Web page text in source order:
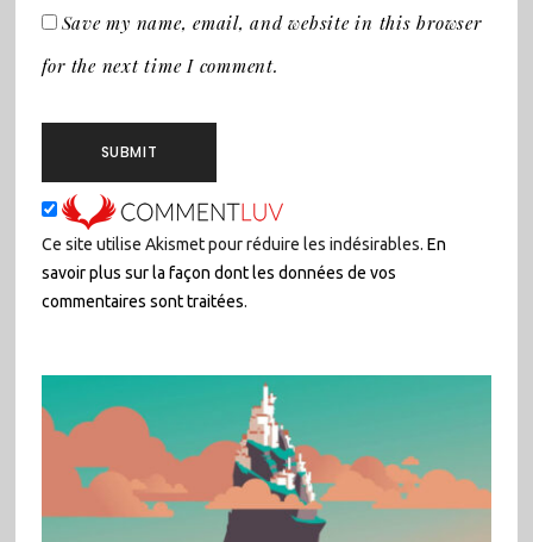
Save my name, email, and website in this browser
for the next time I comment.
Ce site utilise Akismet pour réduire les indésirables. En
savoir plus sur la façon dont les données de vos
commentaires sont traitées.